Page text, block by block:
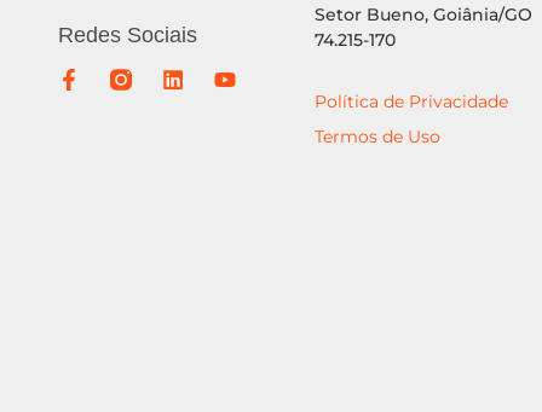
Setor Bueno, Goiânia/GO
74.215-170
Política de Privacidade
Termos de Uso
Redes Sociais